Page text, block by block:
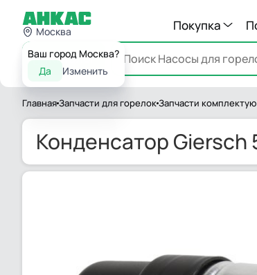
Москва
Ваш город Москва?
Да
Изменить
Покупка
Каталог
ГлавнаяЗапчасти для горелокЗапчасти
Конденсатор